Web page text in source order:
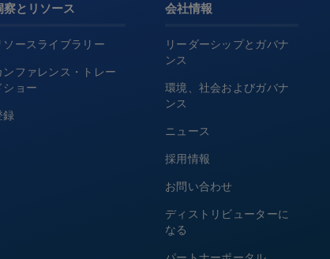
察とリソース
ソースライブラリー
ンファレンス・トレー
ショー
録
会社情報
リーダーシップとガバナ
ンス
環境、社会およびガバナ
ンス
ニュース
採用情報
お問い合わせ
ディストリビューターに
なる